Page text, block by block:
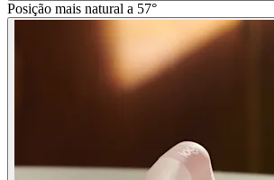
Posição mais natural a 57°